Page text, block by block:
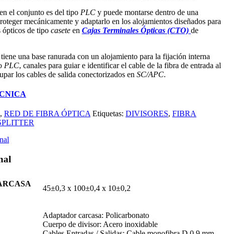
el conjunto es del tipo PLC y puede montarse dentro de una
mecánicamente y adaptarlo en los alojamientos diseñados para
ópticos de tipo casete en Cajas Terminales Ópticas (CTO) de
una base ranurada con un alojamiento para la fijación interna
PLC, canales para guiar e identificar el cable de la fibra de entrada al
los cables de salida conectorizados en SC/APC.
, RED DE FIBRA ÓPTICA Etiquetas: DIVISORES, FIBRA
45±0,3 x 100±0,4 x 10±0,2
Adaptador carcasa: Policarbonato
Cuerpo de divisor: Acero inoxidable